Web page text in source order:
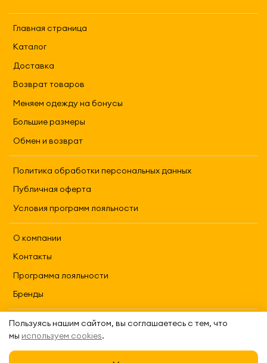
Главная страница
Каталог
Доставка
Возврат товаров
Меняем одежду на бонусы
Большие размеры
Обмен и возврат
Политика обработки персональных данных
Публичная оферта
Условия программ лояльности
О компании
Контакты
Программа лояльности
Бренды
2026 REFRAME
Пользуясь нашим сайтом, вы соглашаетесь с тем, что
мы используем cookies.